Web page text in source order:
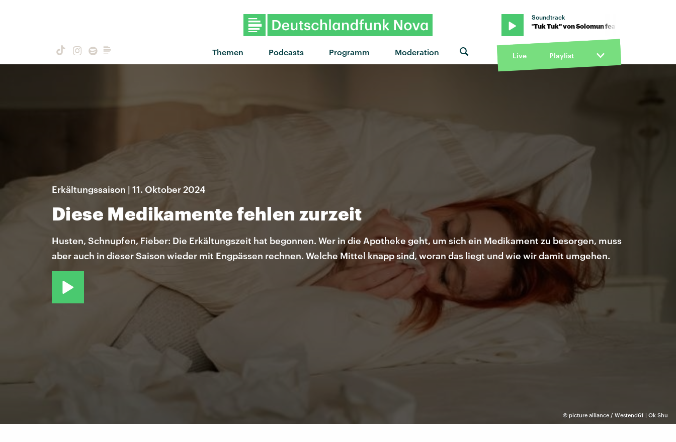
Themen Podcasts Programm Moderation
Soundtrack
"Tuk Tuk" von Solomun feat Ätna · "Tuk Tuk" von Solomun feat Ätna · "Tuk Tuk" von
Live Playlist
© picture alliance / Westend61 | Ok Shu
Erkältungssaison | 11. Oktober 2024
Diese Medikamente fehlen zurzeit
Husten, Schnupfen, Fieber: Die Erkältungszeit hat begonnen. Wer in die Apotheke geht, um sich ein Medikament zu besorgen, muss
aber auch in dieser Saison wieder mit Engpässen rechnen. Welche Mittel knapp sind, woran das liegt und wie wir damit umgehen.